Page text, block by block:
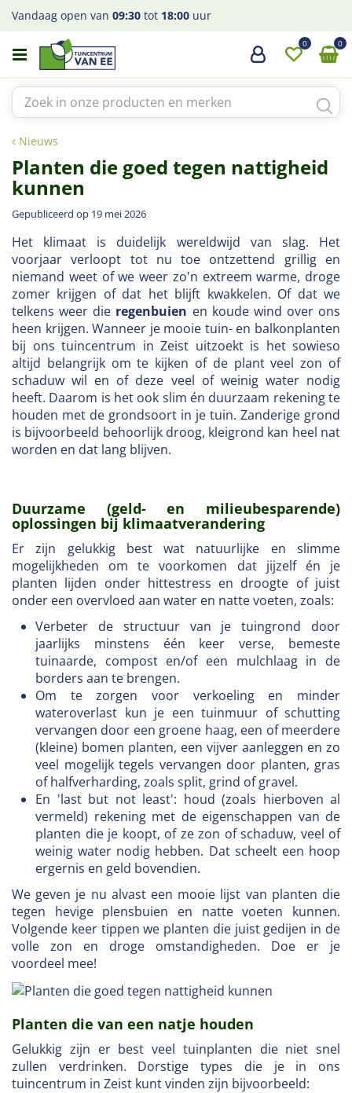
a
Nieuws
Vandaag open van 09:30 tot 18:00 uur
Planten die goed tegen nattigheid
kunnen
Gepubliceerd op 19 mei 2026
Het klimaat is duidelijk wereldwijd van slag. Het
voorjaar verloopt tot nu toe ontzettend grillig en
niemand weet of we weer zo'n extreem warme, droge
zomer krijgen of dat het blijft kwakkelen. Of dat we
telkens weer die regenbuien en koude wind over ons
heen krijgen. Wanneer je mooie tuin- en balkonplanten
bij ons tuincentrum in Zeist uitzoekt is het sowieso
altijd belangrijk om te kijken of de plant veel zon of
schaduw wil en of deze veel of weinig water nodig
heeft. Daarom is het ook slim én duurzaam rekening te
houden met de grondsoort in je tuin. Zanderige grond
is bijvoorbeeld behoorlijk droog, kleigrond kan heel nat
worden en dat lang blijven.
Duurzame (geld- en milieubesparende)
oplossingen bij klimaatverandering
Er zijn gelukkig best wat natuurlijke en slimme
mogelijkheden om te voorkomen dat jijzelf én je
planten lijden onder hittestress en droogte of juist
onder een overvloed aan water en natte voeten, zoals:
Verbeter de structuur van je tuingrond door
jaarlijks minstens één keer verse, bemeste
tuinaarde, compost en/of een mulchlaag in de
borders aan te brengen.
Om te zorgen voor verkoeling en minder
wateroverlast kun je een tuinmuur of schutting
vervangen door een groene haag, een of meerdere
(kleine) bomen planten, een vijver aanleggen en zo
veel mogelijk tegels vervangen door planten, gras
of halfverharding, zoals split, grind of gravel.
En 'last but not least': houd (zoals hierboven al
vermeld) rekening met de eigenschappen van de
planten die je koopt, of ze zon of schaduw, veel of
weinig water nodig hebben. Dat scheelt een hoop
ergernis en geld bovendien.
We geven je nu alvast een mooie lijst van planten die
tegen hevige plensbuien en natte voeten kunnen.
Volgende keer tippen we planten die juist gedijen in de
volle zon en droge omstandigheden. Doe er je
voordeel mee!
Planten die van een natje houden
Gelukkig zijn er best veel tuinplanten die niet snel
zullen verdrinken. Dorstige types die je in ons
tuincentrum in Zeist kunt vinden zijn bijvoorbeeld: